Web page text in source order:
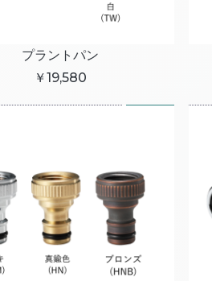
プラントパン
￥19,580